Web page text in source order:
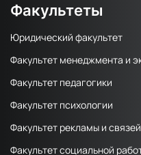
Факультеты
Юридический факультет
Факультет менеджмента и
Факультет педагогики
Факультет психологии
Факультет рекламы и
Факультет социальной